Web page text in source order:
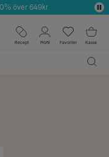
över 649kr
Recept Profil Favoriter Kassa